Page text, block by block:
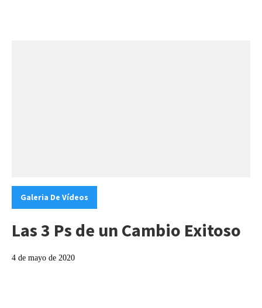
Categories:
Galeria De Vídeos
Las 3 Ps de un Cambio Exitoso
4 de mayo de 2020